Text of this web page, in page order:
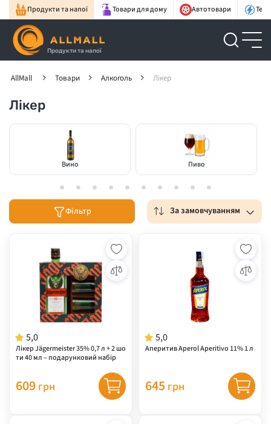
Продукти та напої Товари для дому Автотовари
Продукти та напої
AllMall Товари Алкоголь Лікер
Лікер
Вино Пиво
Фільтр За замовчуванням
5,0
Лікер Jägermeister 35% 0,7 л + 2 шо
ти 40 мл – подарунковий набір
609 грн
5,0
Аперитив Aperol Aperitivo 11% 1 л
645 грн